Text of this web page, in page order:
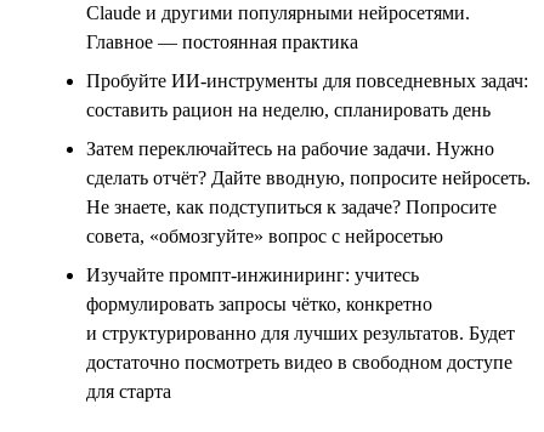
Claude и другими популярными нейросетями.
Главное — постоянная практика
Пробуйте ИИ-инструменты для повседневных задач:
составить рацион на неделю, спланировать день
Затем переключайтесь на рабочие задачи. Нужно
сделать отчёт? Дайте вводную, попросите нейросеть.
Не знаете, как подступиться к задаче? Попросите
совета, «обмозгуйте» вопрос с нейросетью
Изучайте промпт-инжиниринг: учитесь
формулировать запросы чётко, конкретно
и структурированно для лучших результатов. Будет
достаточно посмотреть видео в свободном доступе
для старта